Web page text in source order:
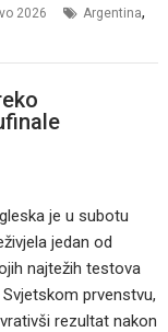
2026 Argentina,
je u subotu
jedan od
najtežih testova
Svjetskom prvenstvu,
rezultat nakon